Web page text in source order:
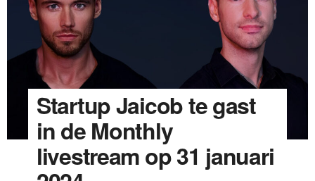
Startup Jaicob te gast
in de Monthly
livestream op 31 januari